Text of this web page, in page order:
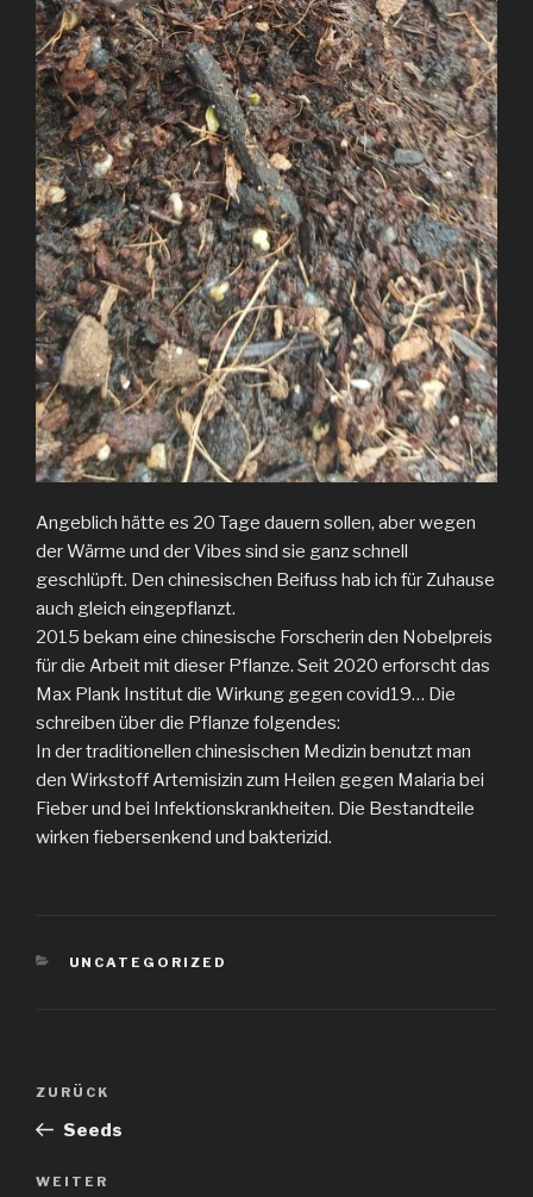
Angeblich hätte es 20 Tage dauern sollen, aber wegen
der Wärme und der Vibes sind sie ganz schnell
geschlüpft. Den chinesischen Beifuss hab ich für Zuhause
auch gleich eingepflanzt.
2015 bekam eine chinesische Forscherin den Nobelpreis
für die Arbeit mit dieser Pflanze. Seit 2020 erforscht das
Max Plank Institut die Wirkung gegen covid19… Die
schreiben über die Pflanze folgendes:
In der traditionellen chinesischen Medizin benutzt man
den Wirkstoff Artemisizin zum Heilen gegen Malaria bei
Fieber und bei Infektionskrankheiten. Die Bestandteile
wirken fiebersenkend und bakterizid.
KATEGORIEN
UNCATEGORIZED
Beitragsnavigation
Vorheriger
Beitrag
ZURÜCK
Seeds
Nächster
WEITER